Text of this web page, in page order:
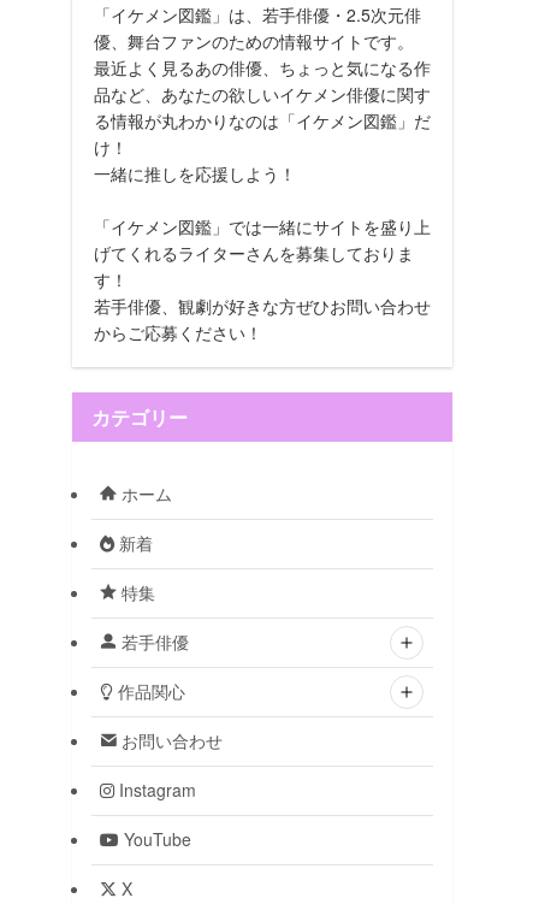
「イケメン図鑑」は、若手俳優・2.5次元俳
優、舞台ファンのための情報サイトです。
最近よく見るあの俳優、ちょっと気になる作
品など、あなたの欲しいイケメン俳優に関す
る情報が丸わかりなのは「イケメン図鑑」だ
け！
一緒に推しを応援しよう！
「イケメン図鑑」では一緒にサイトを盛り上
げてくれるライターさんを募集しておりま
す！
若手俳優、観劇が好きな方ぜひお問い合わせ
からご応募ください！
カテゴリー
ホーム
新着
特集
若手俳優
作品関心
お問い合わせ
Instagram
YouTube
X